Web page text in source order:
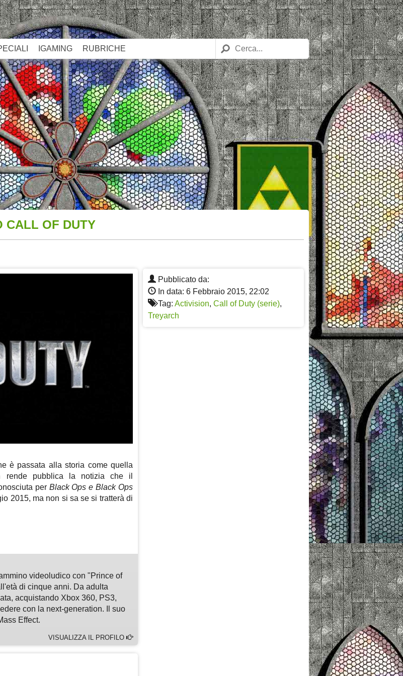
IGAMING RUBRICHE
CALL OF DUTY
Pubblicato da:
In data: 6 Febbraio 2015, 22:02
Tag: Activision, Call of Duty (serie),
Treyarch
è passata alla storia come quella
rende pubblica la notizia che il
per Black Ops e Black Ops
2015, ma non si sa se si tratterà di
videoludico con "Prince of
di cinque anni. Da adulta
acquistando Xbox 360, PS3,
con la next-generation. Il suo
Effect.
VISUALIZZA IL PROFILO